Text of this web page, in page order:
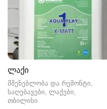
ლაქი
მშენებლობა და რემონტი,
საღებავები, ლაქები
თბილისი